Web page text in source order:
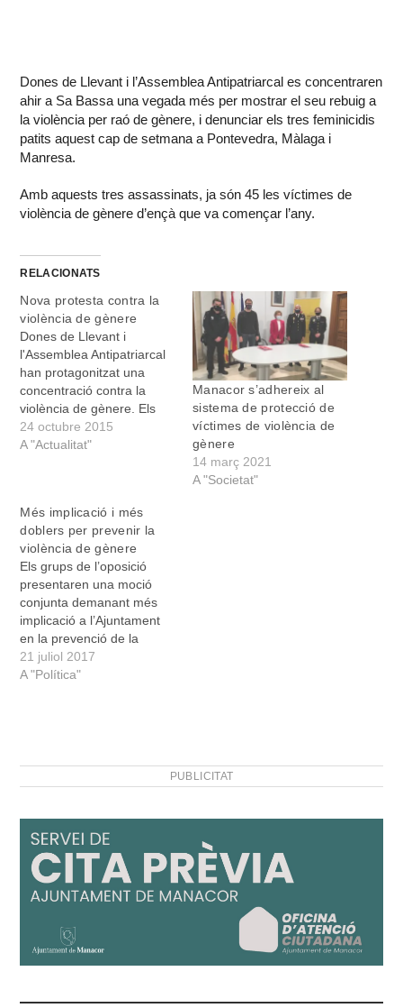
Dones de Llevant i l’Assemblea Antipatriarcal es concentraren
ahir a Sa Bassa una vegada més per mostrar el seu rebuig a
la violència per raó de gènere, i denunciar els tres feminicidis
patits aquest cap de setmana a Pontevedra, Màlaga i
Manresa.
Amb aquests tres assassinats, ja són 45 les víctimes de
violència de gènere d’ençà que va començar l’any.
RELACIONATS
Nova protesta contra la
violència de gènere
Dones de Llevant i
l'Assemblea Antipatriarcal
han protagonitzat una
concentració contra la
violència de gènere. Els
dos col·lectius s'han reunit
avui a Sa Bassa per
aquesta setmana a
Tenerife. Noves
informacions revelen que
la dona assassinada
havia…
24 octubre 2015
A "Actualitat"
Manacor s’adhereix al
sistema de protecció de
víctimes de violència de
gènere
14 març 2021
A "Societat"
Més implicació i més
doblers per prevenir la
violència de gènere
Els grups de l’oposició
presentaren una moció
conjunta demanant més
implicació a l’Ajuntament
en la prevenció de la
violència de gènere i en la
lluita per la igualtat entre
Dones de Llevant i
21 juliol 2017
A "Política"
PUBLICITAT